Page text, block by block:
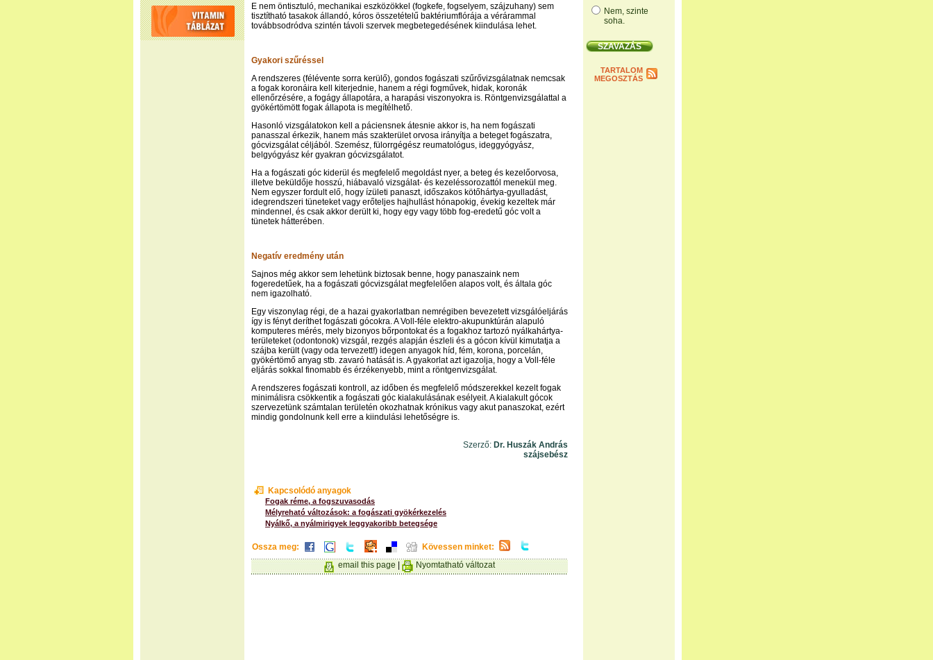
Nem, szinte
soha.
TARTALOM
MEGOSZTÁS
E nem öntisztuló, mechanikai eszközökkel (fogkefe, fogselyem, szájzuhany) sem
tisztítható tasakok állandó, kóros összetételű baktériumflórája a vérárammal
továbbsodródva szintén távoli szervek megbetegedésének kiindulása lehet.
Gyakori szűréssel
A rendszeres (félévente sorra kerülő), gondos fogászati szűrővizsgálatnak nemcsak
a fogak koronáira kell kiterjednie, hanem a régi fogművek, hidak, koronák
ellenőrzésére, a fogágy állapotára, a harapási viszonyokra is. Röntgenvizsgálattal a
gyökértömött fogak állapota is megítélhető.
Hasonló vizsgálatokon kell a páciensnek átesnie akkor is, ha nem fogászati
panasszal érkezik, hanem más szakterület orvosa irányítja a beteget fogászatra,
gócvizsgálat céljából. Szemész, fülorrgégész reumatológus, ideggyógyász,
belgyógyász kér gyakran gócvizsgálatot.
Ha a fogászati góc kiderül és megfelelő megoldást nyer, a beteg és kezelőorvosa,
illetve beküldője hosszú, hiábavaló vizsgálat- és kezeléssorozattól menekül meg.
Nem egyszer fordult elő, hogy ízületi panaszt, időszakos kötőhártya-gyulladást,
idegrendszeri tüneteket vagy erőteljes hajhullást hónapokig, évekig kezeltek már
mindennel, és csak akkor derült ki, hogy egy vagy több fog-eredetű góc volt a
tünetek hátterében.
Negatív eredmény után
Sajnos még akkor sem lehetünk biztosak benne, hogy panaszaink nem
fogeredetűek, ha a fogászati gócvizsgálat megfelelően alapos volt, és általa góc
nem igazolható.
Egy viszonylag régi, de a hazai gyakorlatban nemrégiben bevezetett vizsgálóeljárás
így is fényt deríthet fogászati gócokra. A Voll-féle elektro-akupunktúrán alapuló
komputeres mérés, mely bizonyos bőrpontokat és a fogakhoz tartozó nyálkahártya-
területeket (odontonok) vizsgál, rezgés alapján észleli és a gócon kívül kimutatja a
szájba került (vagy oda tervezett!) idegen anyagok híd, fém, korona, porcelán,
gyökértömő anyag stb. zavaró hatását is. A gyakorlat azt igazolja, hogy a Voll-féle
eljárás sokkal finomabb és érzékenyebb, mint a röntgenvizsgálat.
A rendszeres fogászati kontroll, az időben és megfelelő módszerekkel kezelt fogak
minimálisra csökkentik a fogászati góc kialakulásának esélyeit. A kialakult gócok
szervezetünk számtalan területén okozhatnak krónikus vagy akut panaszokat, ezért
mindig gondolnunk kell erre a kiindulási lehetőségre is.
Szerző: Dr. Huszák András
szájsebész
Kapcsolódó anyagok
Fogak réme, a fogszuvasodás
Mélyreható változások: a fogászati gyökérkezelés
Nyálkő, a nyálmirigyek leggyakoribb betegsége
Ossza meg:
Kövessen minket:
email this page
Nyomtatható változat